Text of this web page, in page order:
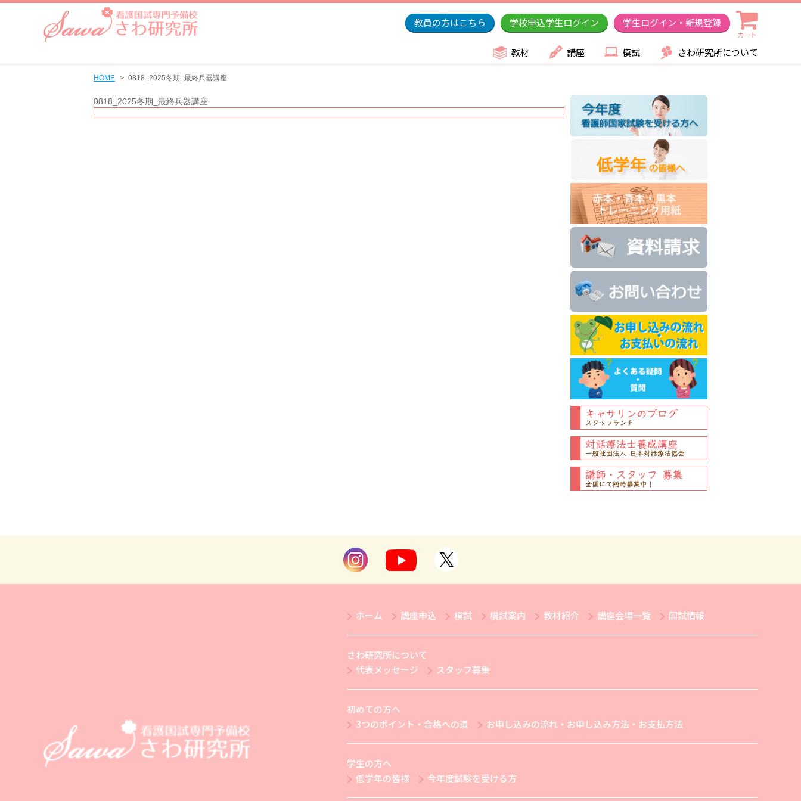
教員の方はこちら 学校申込学生ログイン 学生ログイン・新規登録
カート
教材 講座 模試 さわ研究所について
HOME 0818_2025冬期_最終兵器講座
0818_2025冬期_最終兵器講座
ホーム 講座申込 模試 模試案内 教材紹介 講座会場一覧 国試情報
さわ研究所について
代表メッセージ
スタッフ募集
初めての方へ
3つのポイント・合格への道
お申し込みの流れ・お申し込み方法・お支払方法
学生の方へ
低学年の皆様
今年度試験を受ける方